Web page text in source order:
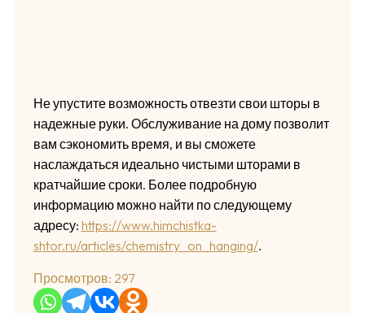
Не упустите возможность отвезти свои шторы в
надежные руки. Обслуживание на дому позволит
вам сэкономить время, и вы сможете
наслаждаться идеально чистыми шторами в
кратчайшие сроки. Более подробную
информацию можно найти по следующему
адресу: https://www.himchistka-
shtor.ru/articles/chemistry_on_hanging/.
Просмотров: 297